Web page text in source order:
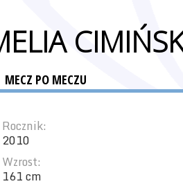
MECZ PO MECZU
Rocznik:
2010
Wzrost:
161 cm